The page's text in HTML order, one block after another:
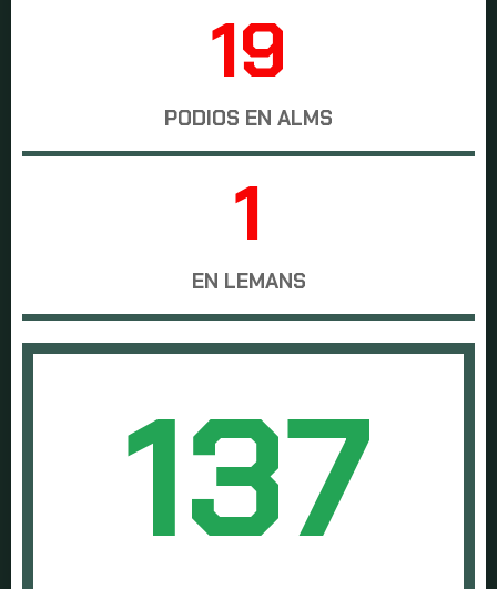
20
PODIOS EN ALMS
2
EN LEMANS
138